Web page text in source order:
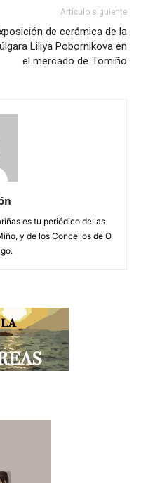
Artículo siguiente
de cerámica de la
Liliya Pobornikova en
el mercado de Tomiño
es tu periódico de las
y de los Concellos de O